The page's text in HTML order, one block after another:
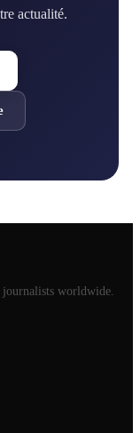
actualité.
worldwide.